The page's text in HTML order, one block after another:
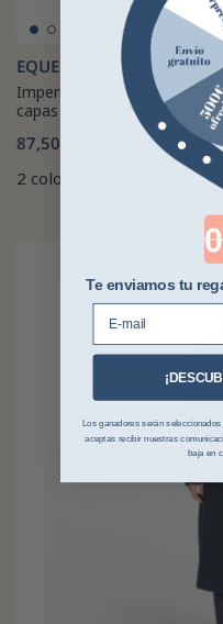
EQUESTRO
Impermeable técnico de 3
capas para mujer Equestro
87,50 €
2 colores
Te enviamos tu
Los ganadores serán
aceptas recibir nuestras
baja en